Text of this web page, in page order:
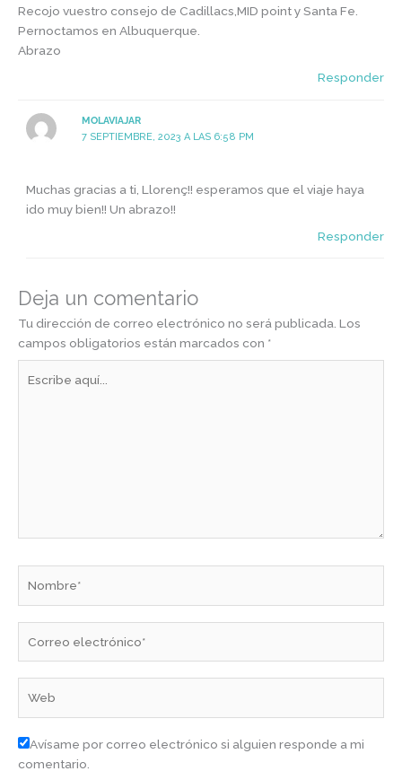
Recojo vuestro consejo de Cadillacs,MID point y Santa Fe.
Pernoctamos en Albuquerque.
Abrazo
Responder
MOLAVIAJAR
7 SEPTIEMBRE, 2023 A LAS 6:58 PM
Muchas gracias a ti, Llorenç!! esperamos que el viaje haya
ido muy bien!! Un abrazo!!
Responder
Deja un comentario
Tu dirección de correo electrónico no será publicada. Los
campos obligatorios están marcados con *
aquí...
electrónico*
Avísame por correo electrónico si alguien responde a mi
comentario.